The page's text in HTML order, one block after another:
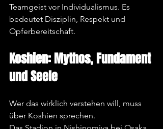
Teamgeist vor Individualismus. Es
bedeutet Disziplin, Respekt und
Opferbereitschaft.
Koshien: Mythos, Fundament
und Seele
Wer das wirklich verstehen will, muss
über Koshien sprechen.